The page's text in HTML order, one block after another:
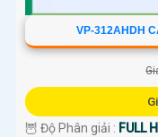
VP-312AHDH
🦉 Độ Phân giải : FULL